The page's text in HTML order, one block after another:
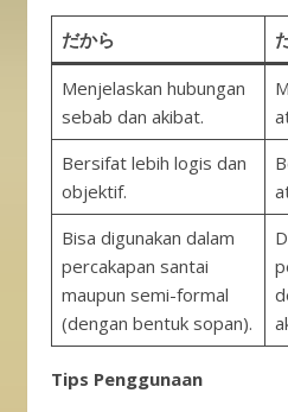
だから
Menjelaskan hubungan
sebab dan akibat.
Bersifat lebih logis dan
objektif.
Bisa digunakan dalam
percakapan santai
maupun semi-formal
(dengan bentuk sopan).
Tips Penggunaan